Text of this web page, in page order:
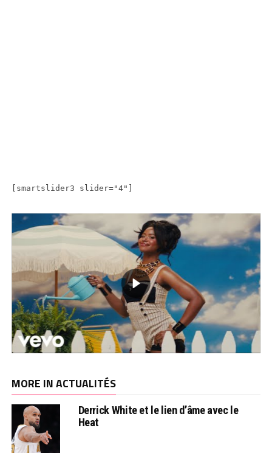
[smartslider3 slider="4"]
MORE IN ACTUALITÉS
Derrick White et le lien d’âme avec le
Heat